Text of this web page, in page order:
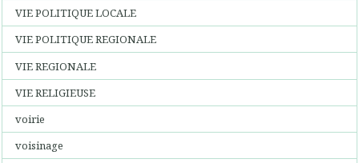
VIE POLITIQUE LOCALE
VIE POLITIQUE REGIONALE
VIE REGIONALE
VIE RELIGIEUSE
voirie
voisinage